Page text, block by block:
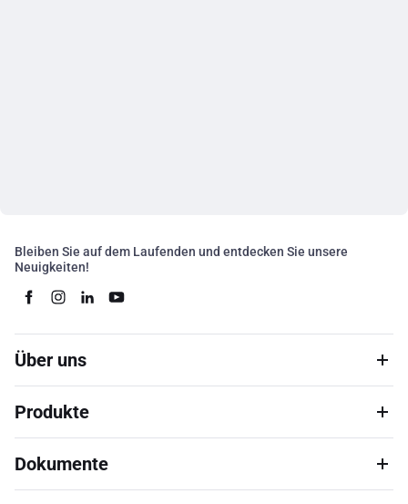
Bleiben Sie auf dem Laufenden und entdecken Sie unsere
Neuigkeiten!
Über uns
Produkte
Dokumente